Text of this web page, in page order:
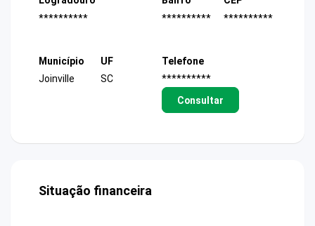
**********
**********
**********
Município
Joinville
UF
SC
Telefone
**********
Consultar
Situação financeira